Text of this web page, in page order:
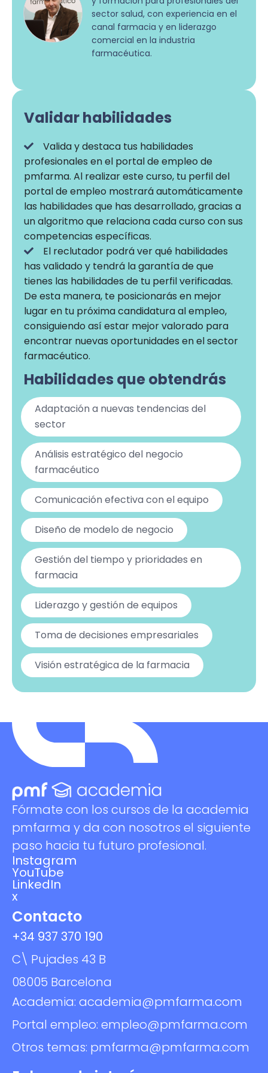
sector salud, con experiencia en el
canal farmacia y en liderazgo
comercial en la industria
farmacéutica.
Validar habilidades
Valida y destaca tus habilidades
profesionales en el portal de empleo de
pmfarma. Al realizar este curso, tu perfil del
portal de empleo mostrará automáticamente
las habilidades que has desarrollado, gracias a
un algoritmo que relaciona cada curso con sus
competencias específicas.
El reclutador podrá ver qué habilidades
has validado y tendrá la garantía de que
tienes las habilidades de tu perfil verificadas.
De esta manera, te posicionarás en mejor
lugar en tu próxima candidatura al empleo,
consiguiendo así estar mejor valorado para
encontrar nuevas oportunidades en el sector
farmacéutico.
Habilidades que obtendrás
Adaptación a nuevas tendencias del
sector
Análisis estratégico del negocio
farmacéutico
Comunicación efectiva con el equipo
Diseño de modelo de negocio
Gestión del tiempo y prioridades en
farmacia
Liderazgo y gestión de equipos
Toma de decisiones empresariales
Visión estratégica de la farmacia
Fórmate con los cursos de la academia
pmfarma y da con nosotros el siguiente
paso hacia tu futuro profesional.
Instagram
YouTube
LinkedIn
x
Contacto
+34 937 370 190
C\ Pujades 43 B
08005 Barcelona
Academia: academia@pmfarma.com
Portal empleo: empleo@pmfarma.com
Otros temas: pmfarma@pmfarma.com